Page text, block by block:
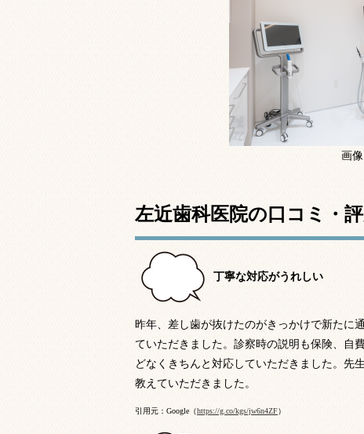
左近歯科医院の特
基本情報
画
左近歯科医院の口コミ・評
丁寧な対応がうれしい
昨年、差し歯が抜けたのがきっかけで新たに
ていただきました。診察時の説明も保険、自
どなくきちんと対応していただきました。先
教えていただきました。
引用元：Google（https://g.co/kgs/jw6n4ZF）